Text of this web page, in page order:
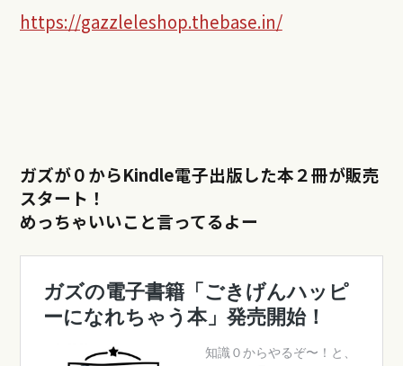
https://gazzleleshop.thebase.in/
ガズが０からKindle電子出版した本２冊が販売
スタート！
めっちゃいいこと言ってるよー